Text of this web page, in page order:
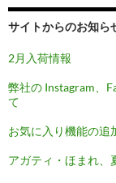
ョ
ン
サイトからのお知ら
2月入荷情報
弊社の Instagram、
て
お気に入り機能の追
アガティ・ほまれ、